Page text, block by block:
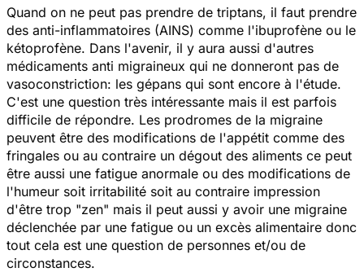
Quand on ne peut pas prendre de triptans, il faut prendre
des anti-inflammatoires (AINS) comme l'ibuprofène ou le
kétoprofène. Dans l'avenir, il y aura aussi d'autres
médicaments anti migraineux qui ne donneront pas de
vasoconstriction: les gépans qui sont encore à l'étude.
C'est une question très intéressante mais il est parfois
difficile de répondre. Les prodromes de la migraine
peuvent être des modifications de l'appétit comme des
fringales ou au contraire un dégout des aliments ce peut
être aussi une fatigue anormale ou des modifications de
l'humeur soit irritabilité soit au contraire impression
d'être trop "zen" mais il peut aussi y avoir une migraine
déclenchée par une fatigue ou un excès alimentaire donc
tout cela est une question de personnes et/ou de
circonstances.